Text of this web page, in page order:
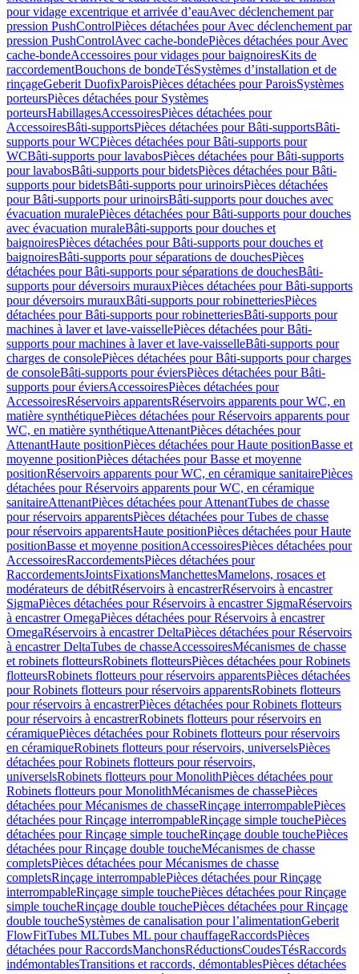
pour vidage excentrique et arrivée d’eauAvec déclenchement par
pression PushControlPièces détachées pour Avec déclenchement par
pression PushControlAvec cache-bondePièces détachées pour Avec
cache-bondeAccessoires pour vidages pour baignoiresKits de
raccordementBouchons de bondeTésSystèmes d’installation et de
rinçageGeberit DuofixParoisPièces détachées pour ParoisSystèmes
porteursPièces détachées pour Systèmes
porteursHabillagesAccessoiresPièces détachées pour
AccessoiresBâti-supportsPièces détachées pour Bâti-supportsBâti-
supports pour WCPièces détachées pour Bâti-supports pour
WCBâti-supports pour lavabosPièces détachées pour Bâti-supports
pour lavabosBâti-supports pour bidetsPièces détachées pour Bâti-
supports pour bidetsBâti-supports pour urinoirsPièces détachées
pour Bâti-supports pour urinoirsBâti-supports pour douches avec
évacuation muralePièces détachées pour Bâti-supports pour douches
avec évacuation muraleBâti-supports pour douches et
baignoiresPièces détachées pour Bâti-supports pour douches et
baignoiresBâti-supports pour séparations de douchesPièces
détachées pour Bâti-supports pour séparations de douchesBâti-
supports pour déversoirs murauxPièces détachées pour Bâti-supports
pour déversoirs murauxBâti-supports pour robinetteriesPièces
détachées pour Bâti-supports pour robinetteriesBâti-supports pour
machines à laver et lave-vaissellePièces détachées pour Bâti-
supports pour machines à laver et lave-vaisselleBâti-supports pour
charges de consolePièces détachées pour Bâti-supports pour charges
de consoleBâti-supports pour éviersPièces détachées pour Bâti-
supports pour éviersAccessoiresPièces détachées pour
AccessoiresRéservoirs apparentsRéservoirs apparents pour WC, en
matière synthétiquePièces détachées pour Réservoirs apparents pour
WC, en matière synthétiqueAttenantPièces détachées pour
AttenantHaute positionPièces détachées pour Haute positionBasse et
moyenne positionPièces détachées pour Basse et moyenne
positionRéservoirs apparents pour WC, en céramique sanitairePièces
détachées pour Réservoirs apparents pour WC, en céramique
sanitaireAttenantPièces détachées pour AttenantTubes de chasse
pour réservoirs apparentsPièces détachées pour Tubes de chasse
pour réservoirs apparentsHaute positionPièces détachées pour Haute
positionBasse et moyenne positionAccessoiresPièces détachées pour
AccessoiresRaccordementsPièces détachées pour
RaccordementsJointsFixationsManchettesMamelons, rosaces et
modérateurs de débitRéservoirs à encastrerRéservoirs à encastrer
SigmaPièces détachées pour Réservoirs à encastrer SigmaRéservoirs
à encastrer OmegaPièces détachées pour Réservoirs à encastrer
OmegaRéservoirs à encastrer DeltaPièces détachées pour Réservoirs
à encastrer DeltaTubes de chasseAccessoiresMécanismes de chasse
et robinets flotteursRobinets flotteursPièces détachées pour Robinets
flotteursRobinets flotteurs pour réservoirs apparentsPièces détachées
pour Robinets flotteurs pour réservoirs apparentsRobinets flotteurs
pour réservoirs à encastrerPièces détachées pour Robinets flotteurs
pour réservoirs à encastrerRobinets flotteurs pour réservoirs en
céramiquePièces détachées pour Robinets flotteurs pour réservoirs
en céramiqueRobinets flotteurs pour réservoirs, universelsPièces
détachées pour Robinets flotteurs pour réservoirs,
universelsRobinets flotteurs pour MonolithPièces détachées pour
Robinets flotteurs pour MonolithMécanismes de chassePièces
détachées pour Mécanismes de chasseRinçage interrompablePièces
détachées pour Rinçage interrompableRinçage simple touchePièces
détachées pour Rinçage simple toucheRinçage double touchePièces
détachées pour Rinçage double toucheMécanismes de chasse
completsPièces détachées pour Mécanismes de chasse
completsRinçage interrompablePièces détachées pour Rinçage
interrompableRinçage simple touchePièces détachées pour Rinçage
simple toucheRinçage double touchePièces détachées pour Rinçage
double toucheSystèmes de canalisation pour l’alimentationGeberit
FlowFitTubes MLTubes ML pour chauffageRaccordsPièces
détachées pour RaccordsManchonsRéductionsCoudesTésRaccords
indémontablesTransitions et raccords, démontablesPièces détachées